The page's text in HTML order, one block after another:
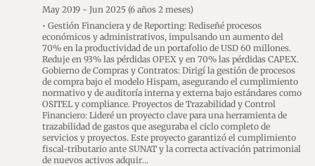
May 2019 - Jun 2025 (6 años 2 meses)
• Gestión Financiera y de Reporting: Rediseñé procesos
económicos y administrativos, impulsando un aumento del
70% en la productividad de un portafolio de USD 60 millones.
Reduje en 93% las pérdidas OPEX y en 70% las pérdidas CAPEX.
Gobierno de Compras y Contratos: Dirigí la gestión de procesos
de compra bajo el modelo Hispam, asegurando el cumplimiento
normativo y de auditoría interna y externa bajo estándares como
OSITEL y compliance. Proyectos de Trazabilidad y Control
Financiero: Lideré un proyecto clave para una herramienta de
trazabilidad de gastos que aseguraba el ciclo completo de
servicios y proyectos. Este proyecto garantizó el cumplimiento
fiscal-tributario ante SUNAT y la correcta activación patrimonial
de nuevos activos adquir